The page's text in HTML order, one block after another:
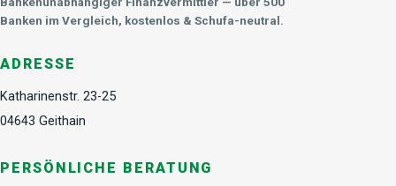
Banken im Vergleich, kostenlos & Schufa-neutral.
ADRESSE
Katharinenstr. 23-25
04643 Geithain
PERSÖNLICHE BERATUNG